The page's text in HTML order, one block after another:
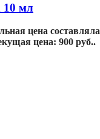
10 мл
цена составляла
цена: 900 руб..